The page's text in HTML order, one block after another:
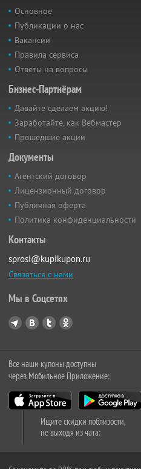
Основное
Публикации о нас
Вакансии
Правила сервиса
Ответы на вопросы
Бизнес-Партнёрам
Давайте сделаем акцию!
Заработайте, как Вебмастер
Прошедшие акции
Документы
Агентский договор
Лицензионный договор
Публичная оферта
Политика конфиденциальности
Контакты
sprosi@kupikupon.ru
Связаться с нами
Мы в Соцсетях
Все наши купоны доступны
через Мобильное Приложение:
Ищите скидки поблизости,
не выходя из чата: